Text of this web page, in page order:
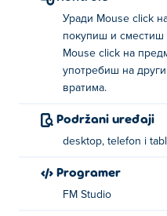
Како се игра:
Кликните на предмете
покупили и сачували у
кликнути на њих и
О творцу:
Forgotten Hill Memento:
Уради Mouse click
покупиш и сместиш
Mouse click на
употребиш на
вратима.
Podržani uređaji
desktop, telefon i
Programer
FM Studio